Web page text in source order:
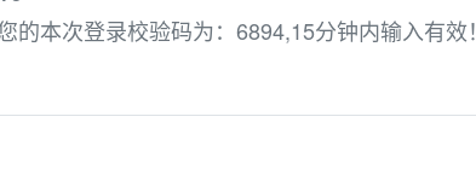
的本次登录校验码为：6894,15分钟内输入有效！